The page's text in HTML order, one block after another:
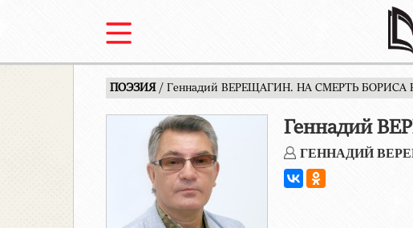
ПОЭЗИЯ / Геннадий ВЕРЕЩАГИН. НА СМЕРТЬ
Геннадий
ГЕННАДИЙ